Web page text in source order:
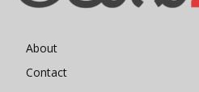
About
Contact